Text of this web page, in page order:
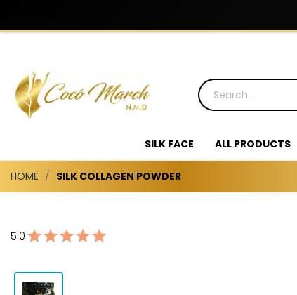
SILK FACE ALL PRODUCTS
HOME SILK COLLAGEN POWDER
5.0